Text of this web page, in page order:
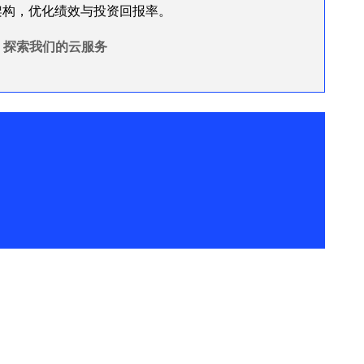
，优化绩效与投资回报率。
探索我们的云服务